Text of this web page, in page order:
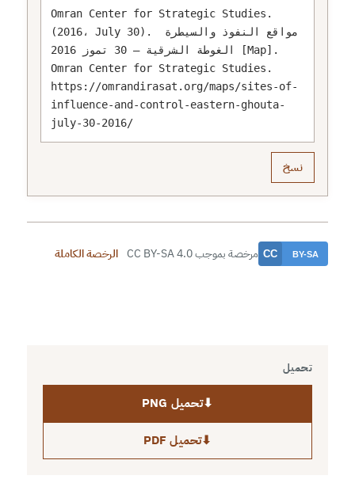
Omran Center for Strategic Studies.
(2016، July 30). مواقع النفوذ والسيطرة
الغوطة الشرقية – 30 تموز 2016 [Map].
Omran Center for Strategic Studies.
https://omrandirasat.org/maps/sites-of-
influence-and-control-eastern-ghouta-
july-30-2016/
نسخ
مرخصة بموجب CC BY-SA 4.0 الرخصة الكاملة
تحميل
⬇تحميل PNG
⬇تحميل PDF